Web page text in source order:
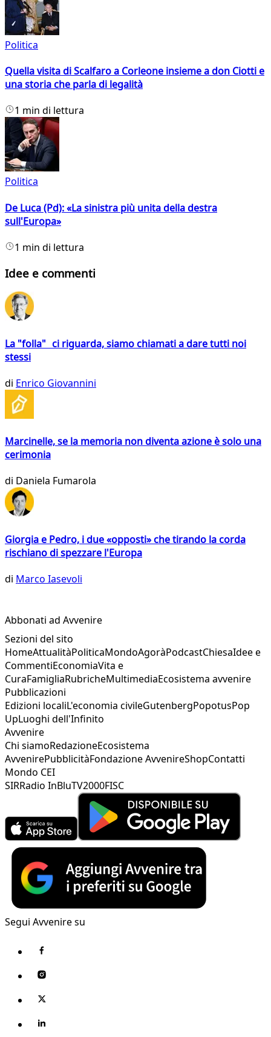
Politica
Quella visita di Scalfaro a Corleone insieme a don Ciotti e
una storia che parla di legalità
1 min di lettura
Politica
De Luca (Pd): «La sinistra più unita della destra
sull'Europa»
1 min di lettura
Idee e commenti
La "folla" ci riguarda, siamo chiamati a dare tutti noi
stessi
di Enrico Giovannini
Marcinelle, se la memoria non diventa azione è solo una
cerimonia
di Daniela Fumarola
Giorgia e Pedro, i due «opposti» che tirando la corda
rischiano di spezzare l'Europa
di Marco Iasevoli
Abbonati ad Avvenire
Sezioni del sito
HomeAttualitàPoliticaMondoAgoràPodcastChiesaIdee e
CommentiEconomiaVita e
CuraFamigliaRubricheMultimediaEcosistema avvenire
Pubblicazioni
Edizioni localiL'economia civileGutenbergPopotusPop
UpLuoghi dell'Infinito
Avvenire
Chi siamoRedazioneEcosistema
AvvenirePubblicitàFondazione AvvenireShopContatti
Mondo CEI
SIRRadio InBluTV2000FISC
Segui Avvenire su